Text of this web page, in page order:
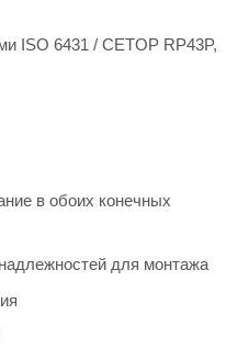
ISO 6431 / CETOP RP43P,
в обоих конечных
для монтажа